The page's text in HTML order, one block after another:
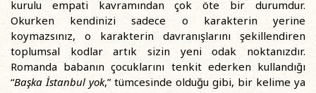
kurulu empati kavramından çok öte bir durumdur.
Okurken kendinizi sadece o karakterin yerine
koymazsınız, o karakterin davranışlarını şekillendiren
toplumsal kodlar artık sizin yeni odak noktanızdır.
Romanda babanın çocuklarını tenkit ederken kullandığı
“Başka İstanbul yok,” tümcesinde olduğu gibi, bir kelime ya